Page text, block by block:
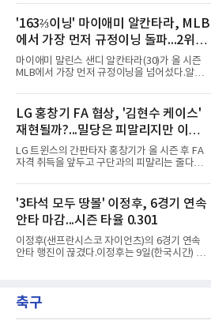
이어가 1사 1, 3루에서 병살타를 유도했다.시즌
70승 47패가 된 다저스는 지구
서 열린 필라델피아 필리스와의 원정 경기에 선
발 등판해 5⅓이닝 4탈삼진을 기록, 통산 3천
516개를 쌓아 월터 존슨(3천515개)을 1개 차로
제쳤다.이 부문 1위는 놀런 라이언(5천714개)이
며 랜디 존슨(4천875개), 로저 클레먼스(4천672
개), 스티브 칼턴(4천136개)이 뒤를 잇는다.현역
중에서는 올 시즌 후 은퇴하는 통산 8위 저스틴
두 2위다. 올해 토론토와 1년 300만 달러에 재계
약한 그는 9위 게일로드 페리(3
'163⅔이닝' 마이애미 알칸타라, MLB
에서 가장 먼저 규정이닝 돌파...2위와
14이닝 차
마이애미 말린스 샌디 알칸타라(30)가 올 시즌
MLB에서 가장 먼저 규정이닝을 넘어섰다.알칸
크에서 열린 로스앤젤레스 에인절스전에 선발
등판해 7이닝 3피안타 무실점을 기록, 7-0 승리
를 이끌며 시즌 13승(6패)을 올렸다. 평균자책점
은 3.52로 떨어졌고, 3회를 마쳤을 때 통산 1천
226이닝을 기록해 리키 놀라스코의 구단 최다
이닝(1천225⅔이닝)을 경신했다.시즌 소화 이닝
은 163⅔이닝으로 규정이닝 162이닝을 통과했
인트루이스에서 데뷔해 이듬해 마이애미로 이적
한 그는 2022년 리그 최다 228⅔이닝
LG 홍창기 FA 협상, '김현수 케이스'
재현될까?...밀당은 피말리지만 이적
가능성은 낮아
LG 트윈스의 간판타자 홍창기가 올 시즌 후 FA
자격 취득을 앞두고 구단과의 피말리는 줄다리
김현수가 FA 시장에서 이적했던 충격적인 선례
가 소환되면서 벌써부터 팬들의 이목이 집중되
는 양상이다.다만 이번 협상은 과거 김현수 케이
스와는 판이하게 다른 환경 속에서 전개될 것으
로 보인다. 선수 측과 구단 간의 시각 차이가 팽
팽히 맞서며 내부 협상 과정은 극심한 진통을 겪
을 가능성이 크지만, 시장 외부에서 불어오는 변
에서 이탈하는 아픔을 겪었고, 이어진 2026시즌
초중반에도 실전 감각 회복
'3타석 모두 땅볼' 이정후, 6경기 연속
안타 마감...시즌 타율 0.301
이정후(샌프란시스코 자이언츠)의 6경기 연속
안타 행진이 끊겼다.이정후는 9일(한국시간) 미
은 0.301로 하락했다. 1회와 4회 유격수 땅볼, 7
회 2루수 땅볼로 물러났고 9회초 대수비와 교체
축구